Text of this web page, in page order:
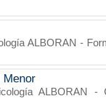
ALBORAN -
ALBORAN -